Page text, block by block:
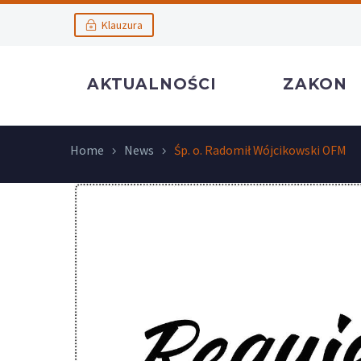
Klauzura
AKTUALNOŚCI ZAKON
Home News Śp. o. Radomił Wójcikowski OFM